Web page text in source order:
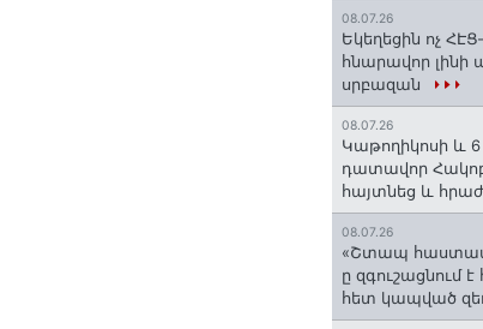
08.07.26
Եկեղեցին ոչ
հնարավոր
սրբազան
08.07.26
️Կաթողիկոսի և 6
դատավոր
հայտնեց և
08.07.26
«Շտապ
ը զգուշացնում
հետ կապված